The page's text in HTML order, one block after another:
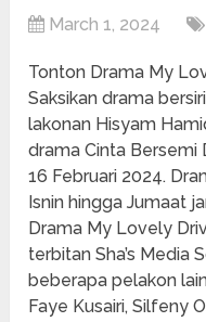
March 1, 2024
Tonton Drama My
Saksikan drama
lakonan Hisyam
drama Cinta Bersemi
16 Februari 2024.
Isnin hingga Jumaat
Drama My Lovely
terbitan Sha’s Media
beberapa pelakon
Faye Kusairi, Silfeny